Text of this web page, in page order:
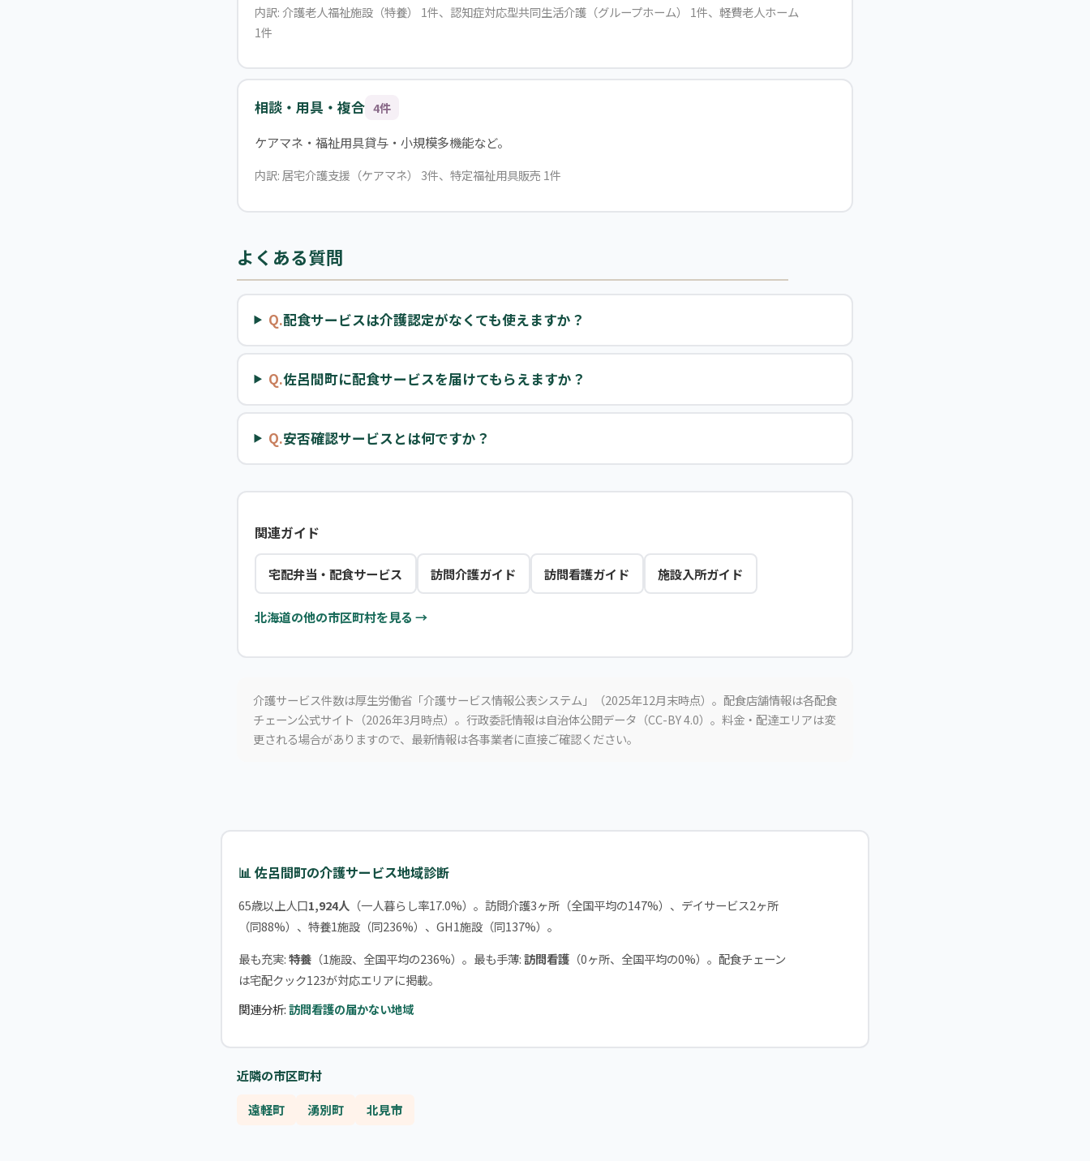
内訳: 介護老人福祉施設（特養） 1件、認知症対応型共同生活介護（グループホーム） 1件、軽費老人ホーム
1件
相談・用具・複合 4件
ケアマネ・福祉用具貸与・小規模多機能など。
内訳: 居宅介護支援（ケアマネ） 3件、特定福祉用具販売 1件
よくある質問
Q.配食サービスは介護認定がなくても使えますか？
Q.佐呂間町に配食サービスを届けてもらえますか？
Q.安否確認サービスとは何ですか？
関連ガイド
宅配弁当・配食サービス 訪問介護ガイド 訪問看護ガイド 施設入所ガイド
北海道の他の市区町村を見る →
介護サービス件数は厚生労働省「介護サービス情報公表システム」（2025年12月末時点）。配食店舗情報は各配食
チェーン公式サイト（2026年3月時点）。行政委託情報は自治体公開データ（CC-BY 4.0）。料金・配達エリアは変
更される場合がありますので、最新情報は各事業者に直接ご確認ください。
📊 佐呂間町の介護サービス地域診断
65歳以上人口1,924人 （一人暮らし率17.0%）。訪問介護3ヶ所（全国平均の147%）、デイサービス2ヶ所
（同88%）、特養1施設（同236%）、GH1施設（同137%）。
最も充実:特養（1施設、全国平均の236%）。最も手薄:訪問看護（0ヶ所、全国平均の0%）。配食チェーン
は宅配クック123が対応エリアに掲載。
関連分析:訪問看護の届かない地域
近隣の市区町村
遠軽町 湧別町 北見市